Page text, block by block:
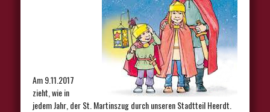
Am 9.11.2017
zieht, wie in
jedem Jahr, der St. Martinszug durch unseren Stadtteil Heerdt.